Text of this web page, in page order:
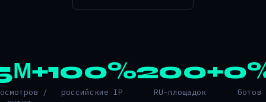
/
100%
российские IP
200+
RU-площадок ботов